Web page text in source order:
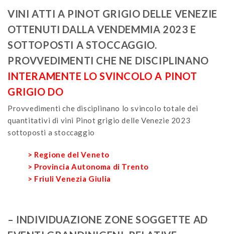
VINI ATTI A PINOT GRIGIO DELLE VENEZIE
OTTENUTI DALLA VENDEMMIA 2023 E
SOTTOPOSTI A STOCCAGGIO.
PROVVEDIMENTI CHE NE DISCIPLINANO
INTERAMENTE LO SVINCOLO A PINOT
GRIGIO DO
Provvedimenti che disciplinano lo svincolo totale dei
quantitativi di vini Pinot grigio delle Venezie 2023
sottoposti a stoccaggio
> Regione del Veneto
> Provincia Autonoma di Trento
> Friuli Venezia Giulia
– INDIVIDUAZIONE ZONE SOGGETTE AD